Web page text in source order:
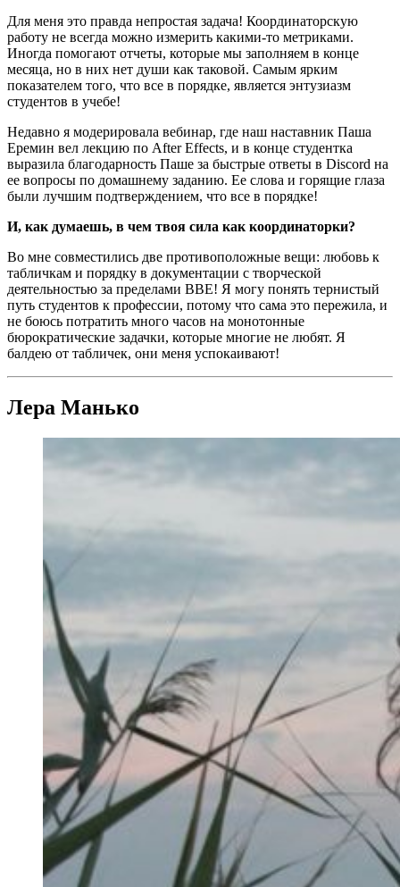
Для меня это правда непростая задача! Координаторскую
работу не всегда можно измерить какими-то метриками.
Иногда помогают отчеты, которые мы заполняем в конце
месяца, но в них нет души как таковой. Самым ярким
показателем того, что все в порядке, является энтузиазм
студентов в учебе!
Недавно я модерировала вебинар, где наш наставник Паша
Еремин вел лекцию по After Effects, и в конце студентка
выразила благодарность Паше за быстрые ответы в Discord на
ее вопросы по домашнему заданию. Ее слова и горящие глаза
были лучшим подтверждением, что все в порядке!
И, как думаешь, в чем твоя сила как координаторки?
Во мне совместились две противоположные вещи: любовь к
табличкам и порядку в документации с творческой
деятельностью за пределами BBE! Я могу понять тернистый
путь студентов к профессии, потому что сама это пережила, и
не боюсь потратить много часов на монотонные
бюрократические задачки, которые многие не любят. Я
балдею от табличек, они меня успокаивают!
Лера Манько